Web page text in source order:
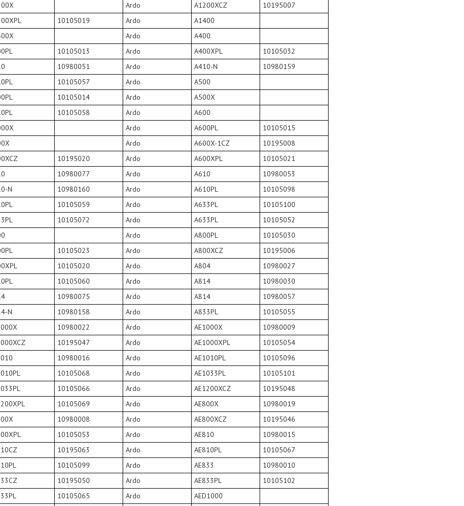
Ardo A1200XCZ
10195007
10105019 Ardo
A1400
Ardo
A400
10105013 Ardo A400XPL
10105032
10980051 Ardo A410-N
10980159
10105057 Ardo
A500
10105014 Ardo
A500X
10105058 Ardo
A600
Ardo A600PL
10105015
Ardo A600X-1CZ
10195008
10195020 Ardo A600XPL
10105021
10980077 Ardo A610
10980053
N 10980160 Ardo A610PL
10105098
10105059 Ardo A633PL
10105100
10105072 Ardo A633PL
10105052
Ardo A800PL
10105030
10105023 Ardo A800XCZ
10195006
10105020 Ardo A804
10980027
10105060 Ardo A814
10980030
10980075 Ardo A814
10980057
N 10980158 Ardo A833PL
10105055
10980022 Ardo AE1000X
10980009
10195047 Ardo AE1000XPL
10105054
10980016 Ardo AE1010PL
10105096
10105068 Ardo AE1033PL
10105101
10105066 Ardo AE1200XCZ
10195048
10105069 Ardo AE800X
10980019
10980008 Ardo AE800XCZ
10195046
10105053 Ardo AE810
10980015
10195063 Ardo AE810PL
10105067
10105099 Ardo AE833
10980010
10195050 Ardo AE833PL
10105102
10105065 Ardo
AED1000